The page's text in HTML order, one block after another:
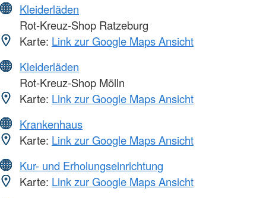
Kleiderläden
Rot-Kreuz-Shop Ratzeburg
Karte: Link zur Google Maps Ansicht
Kleiderläden
Rot-Kreuz-Shop Mölln
Karte: Link zur Google Maps Ansicht
Krankenhaus
Karte: Link zur Google Maps Ansicht
Kur- und Erholungseinrichtung
Karte: Link zur Google Maps Ansicht